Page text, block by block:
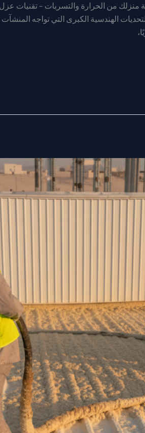
من الحرارة والتسربات – تقنيات
الهندسية الكبرى التي تواجه